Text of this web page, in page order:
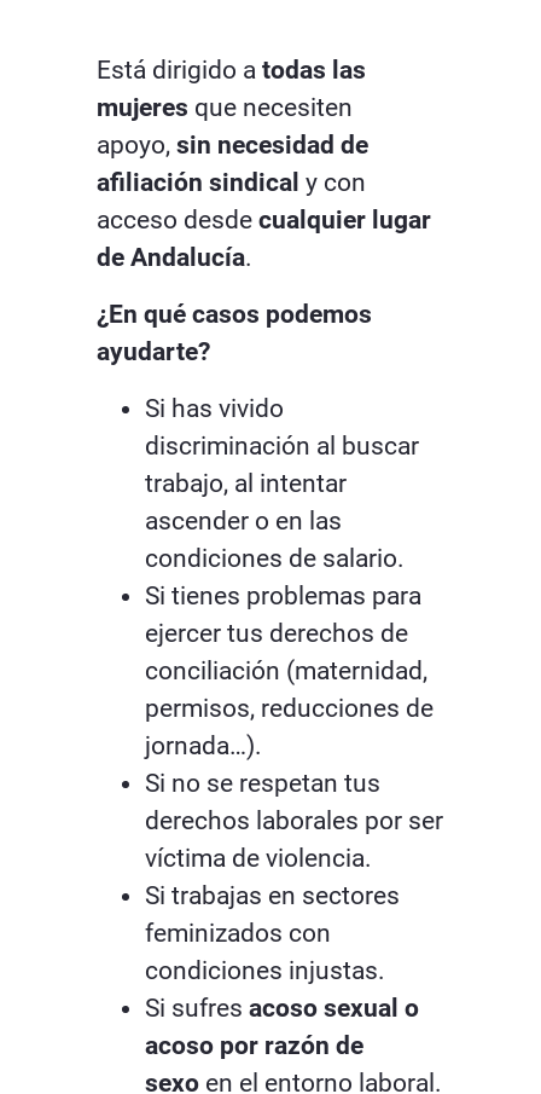
Está dirigido a todas las
mujeres que necesiten
apoyo, sin necesidad de
afiliación sindical y con
acceso desde cualquier lugar
de Andalucía.
¿En qué casos podemos
ayudarte?
Si has vivido
discriminación al buscar
trabajo, al intentar
ascender o en las
condiciones de salario.
Si tienes problemas para
ejercer tus derechos de
conciliación (maternidad,
permisos, reducciones de
jornada…).
Si no se respetan tus
derechos laborales por ser
víctima de violencia.
Si trabajas en sectores
feminizados con
condiciones injustas.
Si sufres acoso sexual o
acoso por razón de
sexo en el entorno laboral.